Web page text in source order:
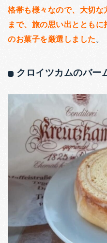
格帯も様々なので、大切な
まで、旅の思い出ととも
のお菓子を厳選しました。
クロイツカムのバー